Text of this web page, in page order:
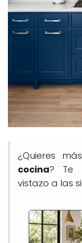
¿Quieres
cocina? Te
vistazo a las